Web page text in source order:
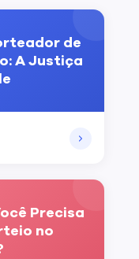
de
A Justiça
Precisa
no